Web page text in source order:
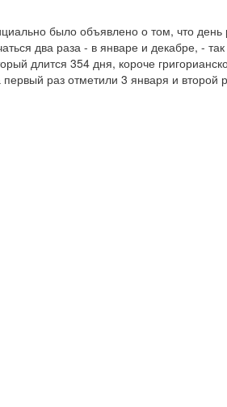
было объявлено о том, что день
два раза - в январе и декабре, -
длится 354 дня, короче
раз отметили 3 января и второй